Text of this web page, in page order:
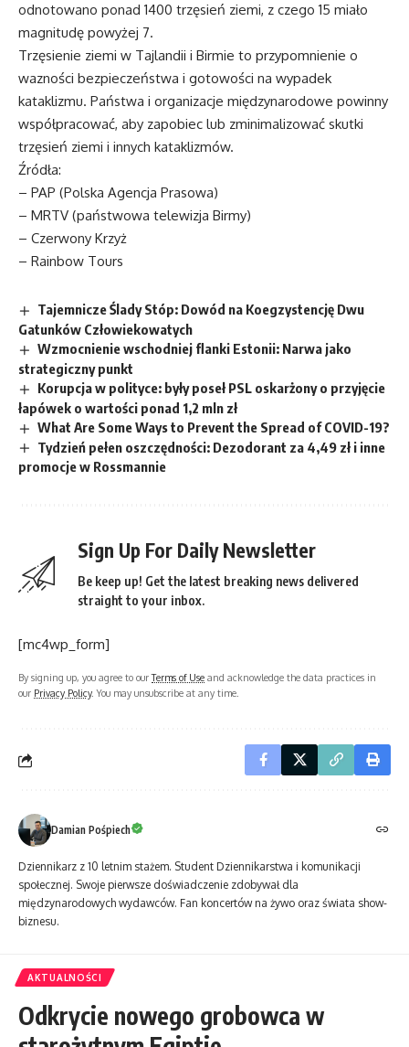
odnotowano ponad 1400 trzęsień ziemi, z czego 15 miało
magnitudę powyżej 7.
Trzęsienie ziemi w Tajlandii i Birmie to przypomnienie o
wazności bezpieczeństwa i gotowości na wypadek
kataklizmu. Państwa i organizacje międzynarodowe powinny
współpracować, aby zapobiec lub zminimalizować skutki
trzęsień ziemi i innych kataklizmów.
Źródła:
– PAP (Polska Agencja Prasowa)
– MRTV (państwowa telewizja Birmy)
– Czerwony Krzyż
– Rainbow Tours
Tajemnicze Ślady Stóp: Dowód na Koegzystencję Dwu
Gatunków Człowiekowatych
Wzmocnienie wschodniej flanki Estonii: Narwa jako
strategiczny punkt
Korupcja w polityce: były poseł PSL oskarżony o przyjęcie
łapówek o wartości ponad 1,2 mln zł
What Are Some Ways to Prevent the Spread of COVID-19?
Tydzień pełen oszczędności: Dezodorant za 4,49 zł i inne
promocje w Rossmannie
Sign Up For Daily Newsletter
Be keep up! Get the latest breaking news delivered
straight to your inbox.
[mc4wp_form]
By signing up, you agree to ourTerms of Use and acknowledge the data practices in
our Privacy Policy. You may unsubscribe at any time.
Damian Pośpiech
Dziennikarz z 10 letnim stażem. Student Dziennikarstwa i komunikacji
społecznej. Swoje pierwsze doświadczenie zdobywał dla
międzynarodowych wydawców. Fan koncertów na żywo oraz świata show-
biznesu.
AKTUALNOŚCI
Odkrycie nowego grobowca w